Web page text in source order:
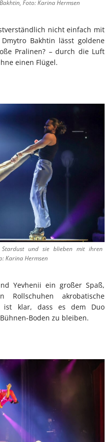
Foto: Karina Hermsen
nicht einfach mit
Bakhtin lässt goldene
Pralinen? – durch die Luft
einen Flügel.
und sie blieben mit ihren
Karina Hermsen
Yevhenii ein großer Spaß,
akrobatische
ist klar, dass es dem Duo
Boden zu bleiben.